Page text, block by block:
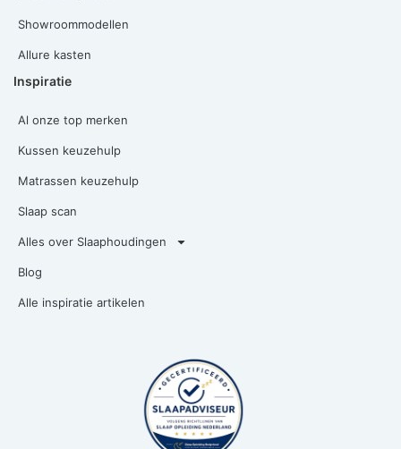
Showroommodellen
Allure kasten
Inspiratie
Al onze top merken
Kussen keuzehulp
Matrassen keuzehulp
Slaap scan
Alles over Slaaphoudingen
Blog
Alle inspiratie artikelen